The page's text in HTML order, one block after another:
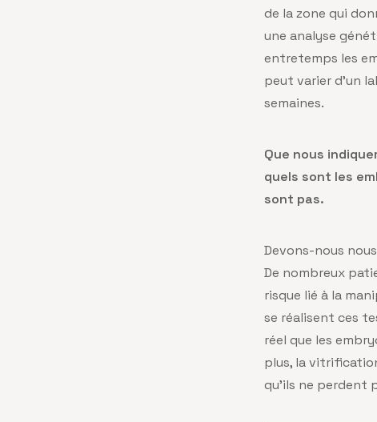
de la zone qui
une analyse
entretemps les
peut varier d’un
semaines.
Que nous
quels sont les
sont pas.
Devons-nous
De nombreux
risque lié à la
se réalisent ces
réel que les
plus, la
qu’ils ne perdent